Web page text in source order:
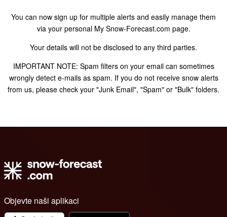
You can now sign up for multiple alerts and easily manage them
via your personal My Snow-Forecast.com page.
Your details will not be disclosed to any third parties.
IMPORTANT NOTE: Spam filters on your email can sometimes
wrongly detect e-mails as spam. If you do not receive snow alerts
from us, please check your "Junk Email", "Spam" or "Bulk" folders.
Objevte naši aplikaci